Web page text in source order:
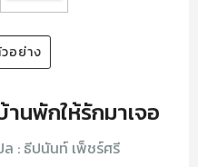
อย่าง
านพักให้รักมาเจอ
: ธีปนันท์ เพ็ชร์ศรี